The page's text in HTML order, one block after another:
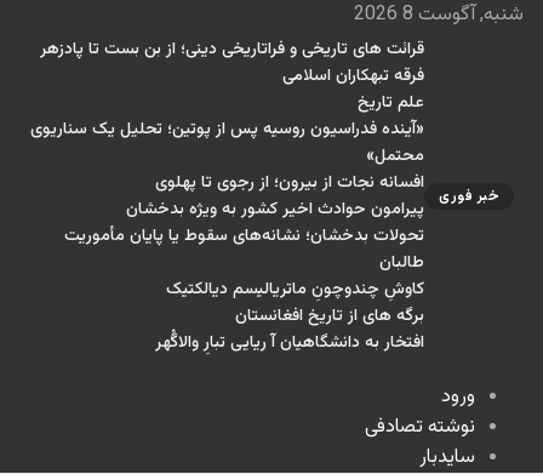
شنبه, آگوست 8 2026
خبر فوری
قرائت های تاریخی و فراتاریخی دینی؛ از بن بست تا پادزهر
فرقه تبهکاران اسلامی
علم تاریخ
«آینده فدراسیون روسیه پس از پوتین؛ تحلیل یک سناریوی
محتمل»
افسانه نجات از بیرون؛ از رجوی تا پهلوی
پیرامون حوادث اخیر کشور به ویژه بدخشان
تحولات بدخشان؛ نشانه‌های سقوط یا پایان مأموریت
طالبان
کاوشِ چندو‌چونِ ماتریالیسم دیالکتیک
برگه های از تاریخ افغانستان
افتخار به دانشگاهیان آ ریایی تبارِ والاگُهر
ورود
نوشته تصادفی
سایدبار